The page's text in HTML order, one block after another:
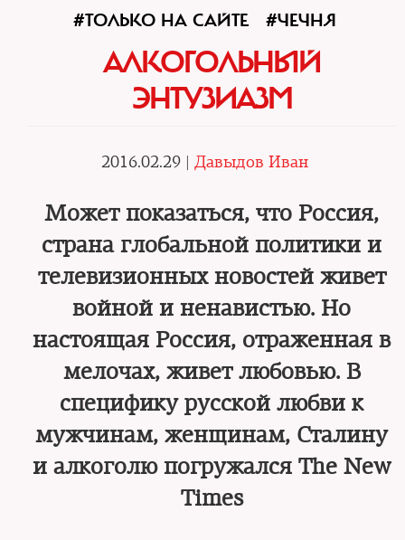
#ТОЛЬКО НА САЙТЕ #ЧЕЧНЯ
АЛКОГОЛЬНЫЙ
ЭНТУЗИАЗМ
2016.02.29 | Давыдов Иван
Может показаться, что Россия,
страна глобальной политики и
телевизионных новостей живет
войной и ненавистью. Но
настоящая Россия, отраженная в
мелочах, живет любовью. В
специфику русской любви к
мужчинам, женщинам, Сталину
и алкоголю погружался The New
Times